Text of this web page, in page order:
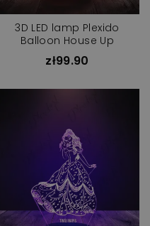
3D LED lamp Plexido
Balloon House Up
zł99.90